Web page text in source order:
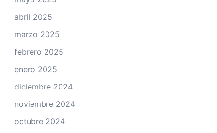
abril 2025
marzo 2025
febrero 2025
enero 2025
diciembre 2024
noviembre 2024
octubre 2024